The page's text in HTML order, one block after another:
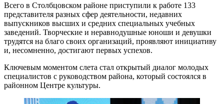
Всего в Столбцовском районе приступили к работе 133
представителя разных сфер деятельности, недавних
выпускников высших и средних специальных учебных
заведений. Творческие и неравнодушные юноши и девушки
трудятся на благо своих организаций, проявляют инициативу
и, несомненно, достигают первых успехов.
Ключевым моментом слета стал открытый диалог молодых
специалистов с руководством района, который состоялся в
районном Центре культуры.